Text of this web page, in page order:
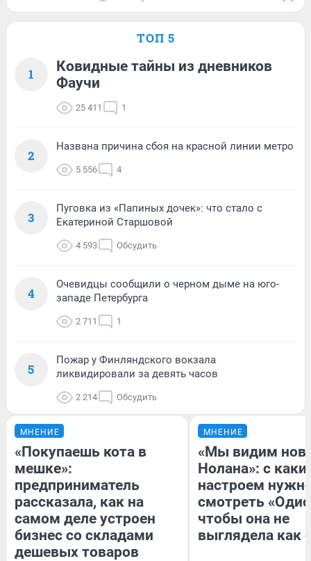
ТОП 5
1
Ковидные тайны из дневников
Фаучи
25 411 1
2
Названа причина сбоя на красной линии метро
5 556 4
3
Пуговка из «Папиных дочек»: что стало с
Екатериной Старшовой
4 593 Обсудить
4
Очевидцы сообщили о черном дыме на юго-
западе Петербурга
2 711 1
5
Пожар у Финляндского вокзала
ликвидировали за девять часов
2 214 Обсудить
МНЕНИЕ
«Покупаешь кота в
мешке»:
предприниматель
рассказала, как на
самом деле устроен
бизнес со складами
дешевых товаров
МНЕНИЕ
«Мы видим
Нолана»: с
настроем
смотреть
чтобы она не
выглядела как